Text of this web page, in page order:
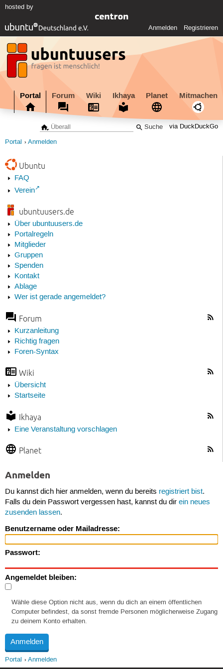
hosted by
Anmelden Registrieren
Portal Forum Wiki Ikhaya Planet Mitmachen
via DuckDuckGo
Portal Anmelden
Ubuntu
FAQ
Verein
ubuntuusers.de
Über ubuntuusers.de
Portalregeln
Mitglieder
Gruppen
Spenden
Kontakt
Ablage
Wer ist gerade angemeldet?
Forum
Kurzanleitung
Richtig fragen
Foren-Syntax
Wiki
Übersicht
Startseite
Ikhaya
Eine Veranstaltung vorschlagen
Planet
Anmelden
Du kannst dich hier anmelden, wenn du bereits registriert bist.
Falls du dein Passwort vergessen hast, kannst du dir ein neues
zusenden lassen.
Benutzername oder Mailadresse:
Passwort:
Angemeldet bleiben:
Wähle diese Option nicht aus, wenn du dich an einem öffentlichen
Computer befindest, da sonst fremde Personen möglicherweise Zugang
zu deinem Konto erhalten.
Portal Anmelden